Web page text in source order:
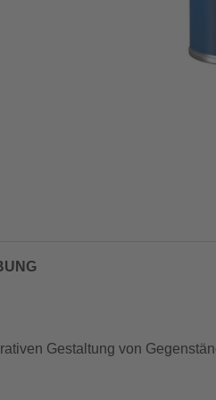
Gestaltung von